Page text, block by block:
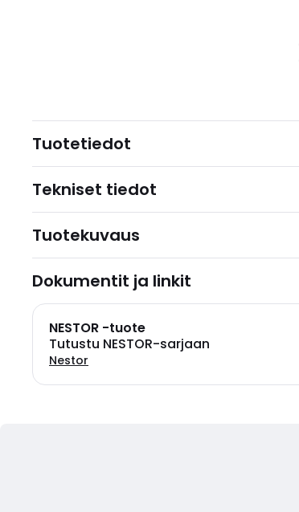
Tuotetiedot
Tekniset tiedot
Tuotekuvaus
Dokumentit ja linkit
NESTOR -tuote
Tutustu NESTOR-sarjaan
Nestor